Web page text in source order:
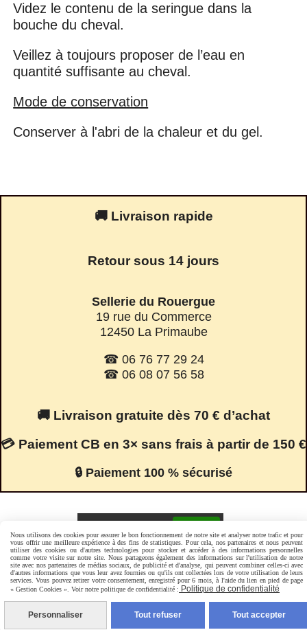
Videz le contenu de la seringue dans la
bouche du cheval.
Veillez à toujours proposer de l’eau en
quantité suffisante au cheval.
Mode de conservation
Conserver à l'abri de la chaleur et du gel.
🚚 Livraison rapide
Retour sous 14 jours
Sellerie du Rouergue
19 rue du Commerce
12450 La Primaube
☎ 06 76 77 29 24
☎ 06 08 07 56 58
🚚 Livraison gratuite dès 70 € d’achat
💳 Paiement CB en 3× sans frais à partir de 150 €
🔒 Paiement 100 % sécurisé
Mentions Légales
Conditions générales de vente
Politique de confidentialité
Gestion cookies Mon Compte
Nous utilisons des cookies pour assurer le bon fonctionnement de notre site et analyser notre trafic et pour
vous offrir une meilleure expérience à des fins de statistiques. Pour cela, nos partenaires et nous peuvent
utiliser des cookies ou d'autres technologies pour stocker et accéder à des informations personnelles
comme votre visite sur notre site. Nous partageons également des informations sur l'utilisation de notre
site avec nos partenaires de médias sociaux, de publicité et d'analyse, qui peuvent combiner celles-ci avec
d'autres informations que vous leur avez fournies ou qu'ils ont collectées lors de votre utilisation de leurs
services. Vous pouvez retirer votre consentement, enregistré pour 6 mois, à l'aide du lien en pied de page
« Gestion Cookies ». Voir notre politique de confidentialité : Politique de confidentialité
Personnaliser Tout refuser Tout accepter